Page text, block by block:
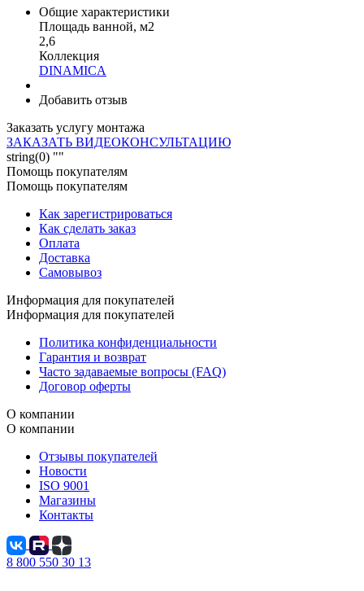
Общие характеристики
Площадь ванной, м2
2,6
Коллекция
DINAMICA
Добавить отзыв
Заказать услугу монтажа
ЗАКАЗАТЬ ВИДЕОКОНСУЛЬТАЦИЮ
string(0) ""
Помощь покупателям
Помощь покупателям
Как зарегистрироваться
Как сделать заказ
Оплата
Доставка
Самовывоз
Информация для покупателей
Информация для покупателей
Политика конфиденциальности
Гарантия и возврат
Часто задаваемые вопросы (FAQ)
Договор оферты
О компании
О компании
Отзывы покупателей
Новости
ISO 9001
Магазины
Контакты
8 800 550 30 13